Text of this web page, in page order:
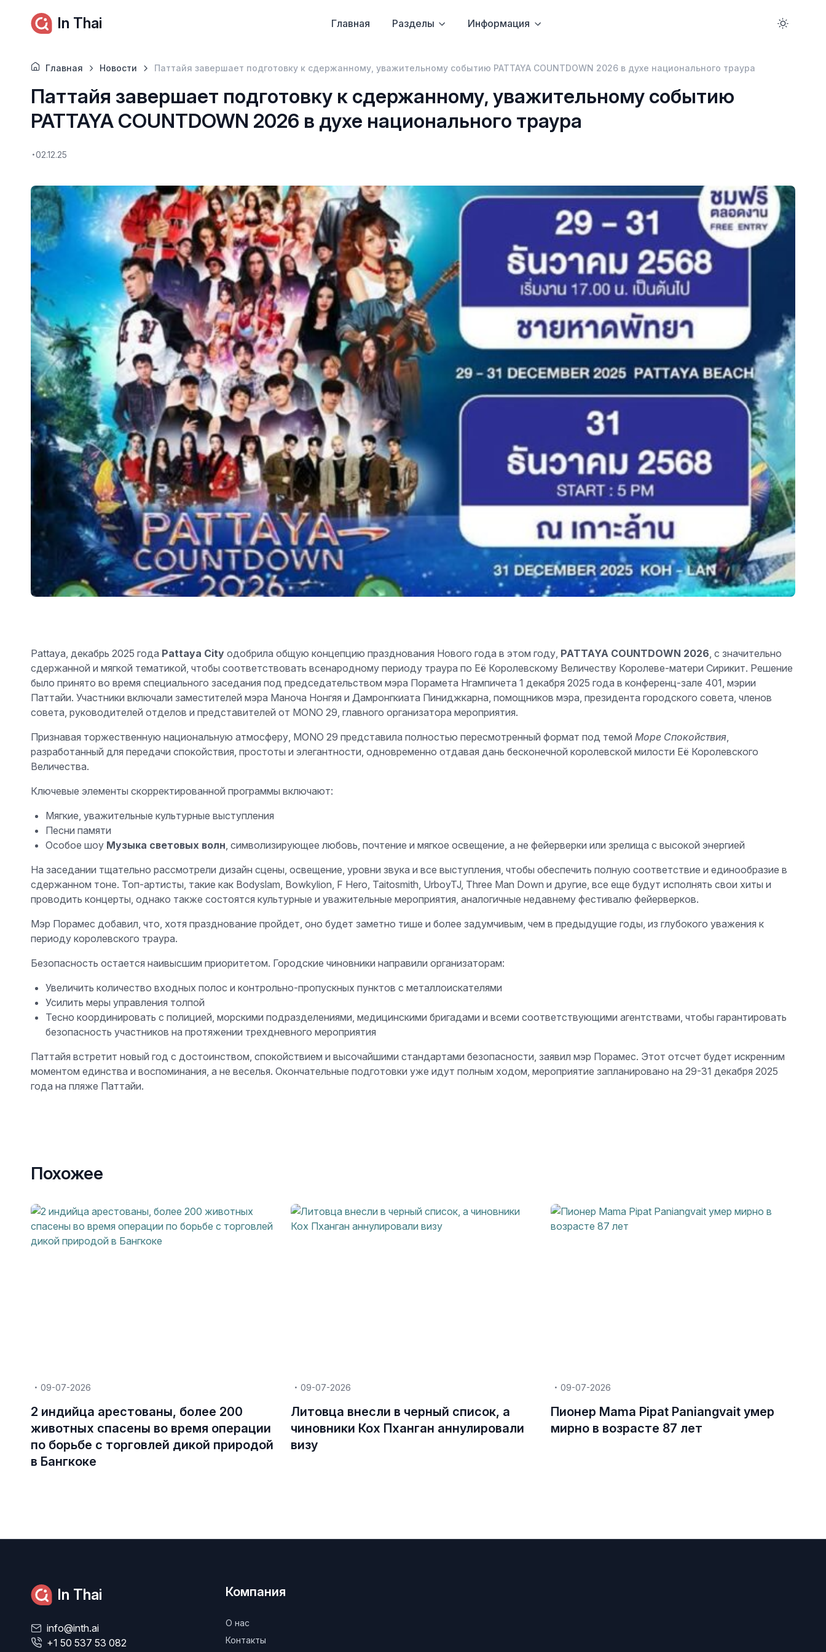
In Thai Главная Разделы Информация
Главная Новости Паттайя завершает подготовку к сдержанному, уважительному событию PATTAYA COUNTDOWN 2026 в духе национального траура
Паттайя завершает подготовку к сдержанному, уважительному событию
PATTAYA COUNTDOWN 2026 в духе национального траура
02.12.25
Pattaya, декабрь 2025 года Pattaya Cityодобрила общую концепцию празднования Нового года в этом году, PATTAYA COUNTDOWN 2026 , с значительно
сдержанной и мягкой тематикой, чтобы соответствовать всенародному периоду траура по Её Королевскому Величеству Королеве-матери Сирикит. Решение
было принято во время специального заседания под председательством мэра Порамета Нгампичета 1 декабря 2025 года в конференц-зале 401, мэрии
Паттайи. Участники включали заместителей мэра Маноча Нонгяя и Дамронгкиата Пиниджкарна, помощников мэра, президента городского совета, членов
совета, руководителей отделов и представителей от MONO 29, главного организатора мероприятия.
Признавая торжественную национальную атмосферу, MONO 29 представила полностью пересмотренный формат под темой Море Спокойствия,
разработанный для передачи спокойствия, простоты и элегантности, одновременно отдавая дань бесконечной королевской милости Её Королевского
Величества.
Ключевые элементы скорректированной программы включают:
Мягкие, уважительные культурные выступления
Песни памяти
Особое шоу Музыка световых волн , символизирующее любовь, почтение и мягкое освещение, а не фейерверки или зрелища с высокой энергией
На заседании тщательно рассмотрели дизайн сцены, освещение, уровни звука и все выступления, чтобы обеспечить полную соответствие и единообразие в
сдержанном тоне. Топ-артисты, такие как Bodyslam, Bowkylion, F Hero, Taitosmith, UrboyTJ, Three Man Down и другие, все еще будут исполнять свои хиты и
проводить концерты, однако также состоятся культурные и уважительные мероприятия, аналогичные недавнему фестивалю фейерверков.
Мэр Порамес добавил, что, хотя празднование пройдет, оно будет заметно тише и более задумчивым, чем в предыдущие годы, из глубокого уважения к
периоду королевского траура.
Безопасность остается наивысшим приоритетом. Городские чиновники направили организаторам:
Увеличить количество входных полос и контрольно-пропускных пунктов с металлоискателями
Усилить меры управления толпой
Тесно координировать с полицией, морскими подразделениями, медицинскими бригадами и всеми соответствующими агентствами, чтобы гарантировать
безопасность участников на протяжении трехдневного мероприятия
Паттайя встретит новый год с достоинством, спокойствием и высочайшими стандартами безопасности, заявил мэр Порамес. Этот отсчет будет искренним
моментом единства и воспоминания, а не веселья. Окончательные подготовки уже идут полным ходом, мероприятие запланировано на 29-31 декабря 2025
года на пляже Паттайи.
Похожее
09-07-2026
2 индийца арестованы, более 200
животных спасены во время операции
по борьбе с торговлей дикой природой
в Бангкоке
09-07-2026
Литовца внесли в черный список, а
чиновники Кох Пханган аннулировали
визу
09-07-2026
Пионер Mama Pipat Paniangvait умер
мирно в возрасте 87 лет
In Thai
info@inth.ai
+1 50 537 53 082
Компания
О нас
Контакты